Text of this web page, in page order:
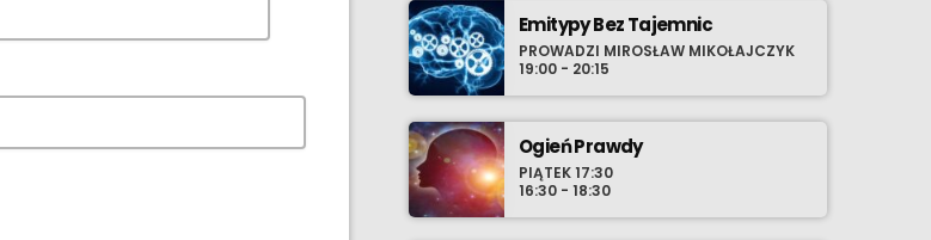
Emitypy Bez Tajemnic
PROWADZI MIROSŁAW MIKOŁAJCZYK
19:00 - 20:15
Ogień Prawdy
PIĄTEK 17:30
16:30 - 18:30